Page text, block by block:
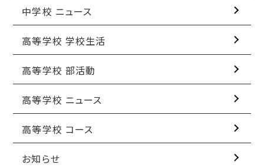
中学校 ニュース
高等学校 学校生活
高等学校 部活動
高等学校 ニュース
高等学校 コース
お知らせ